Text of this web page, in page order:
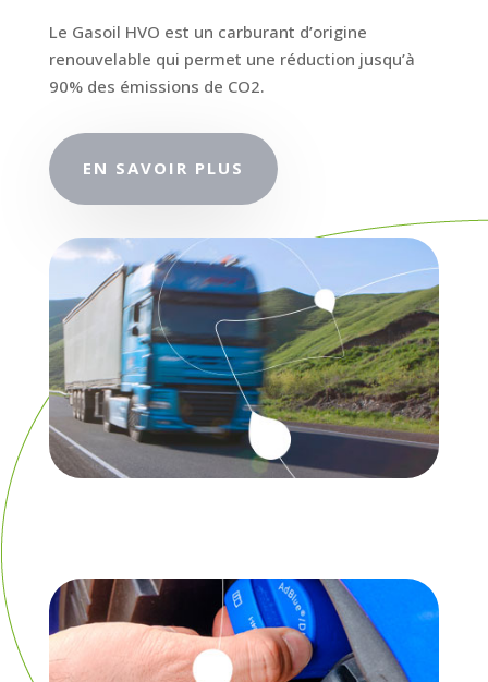
Le Gasoil HVO est un carburant d’origine
renouvelable qui permet une réduction jusqu’à
90% des émissions de CO2.
EN SAVOIR PLUS